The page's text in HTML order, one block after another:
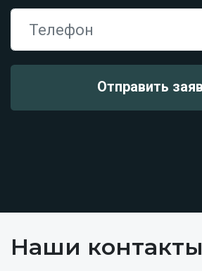
Наши контакты